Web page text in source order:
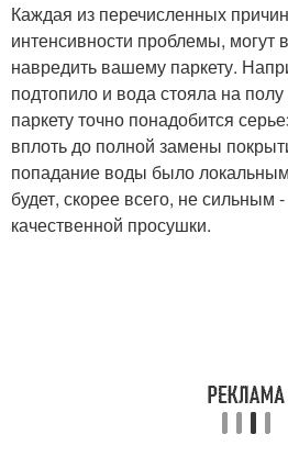
Каждая из перечисленных
интенсивности проблемы, могут
навредить вашему паркету.
подтопило и вода стояла на полу
паркету точно понадобится
вплоть до полной замены
попадание воды было
будет, скорее всего, не сильным
качественной просушки.